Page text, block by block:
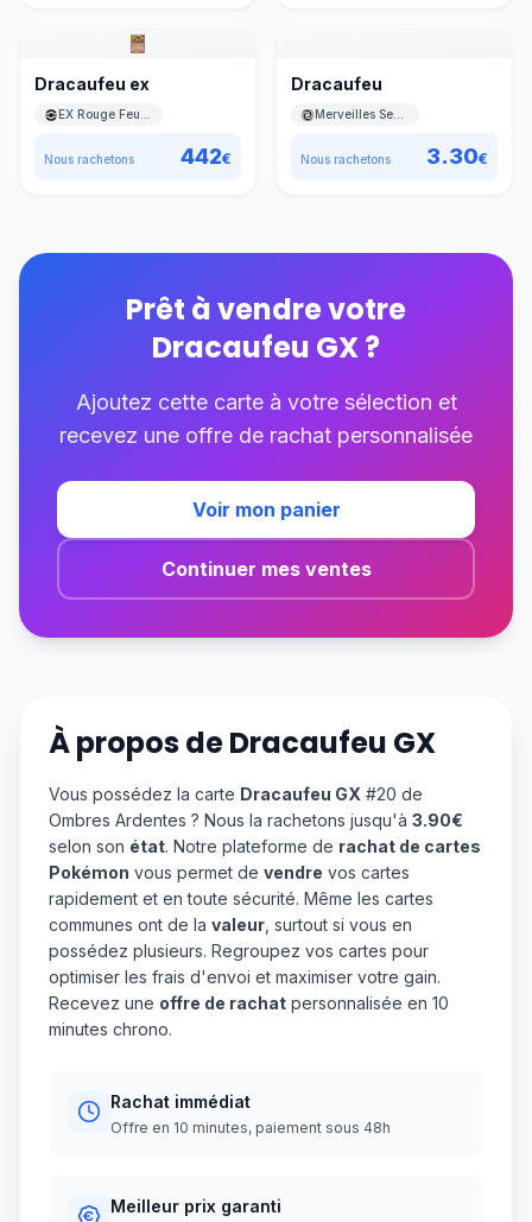
Dracaufeu ex
Nous rachetons 442€
Dracaufeu
Nous rachetons 3.30€
Prêt à vendre votre
Dracaufeu GX?
Ajoutez cette carte à votre sélection et
recevez une offre de rachat personnalisée
Voir mon panier
Continuer mes ventes
À propos deDracaufeu GX
Vous possédez la carte Dracaufeu GX #20 de
Ombres Ardentes ? Nous la rachetons jusqu'à 3.90€
selon son état. Notre plateforme de rachat de cartes
Pokémon vous permet de vendre vos cartes
rapidement et en toute sécurité. Même les cartes
communes ont de la valeur , surtout si vous en
possédez plusieurs. Regroupez vos cartes pour
optimiser les frais d'envoi et maximiser votre gain.
Recevez une offre de rachat personnalisée en 10
minutes chrono.
Rachat immédiat
Offre en 10 minutes, paiement sous 48h
Meilleur prix garanti